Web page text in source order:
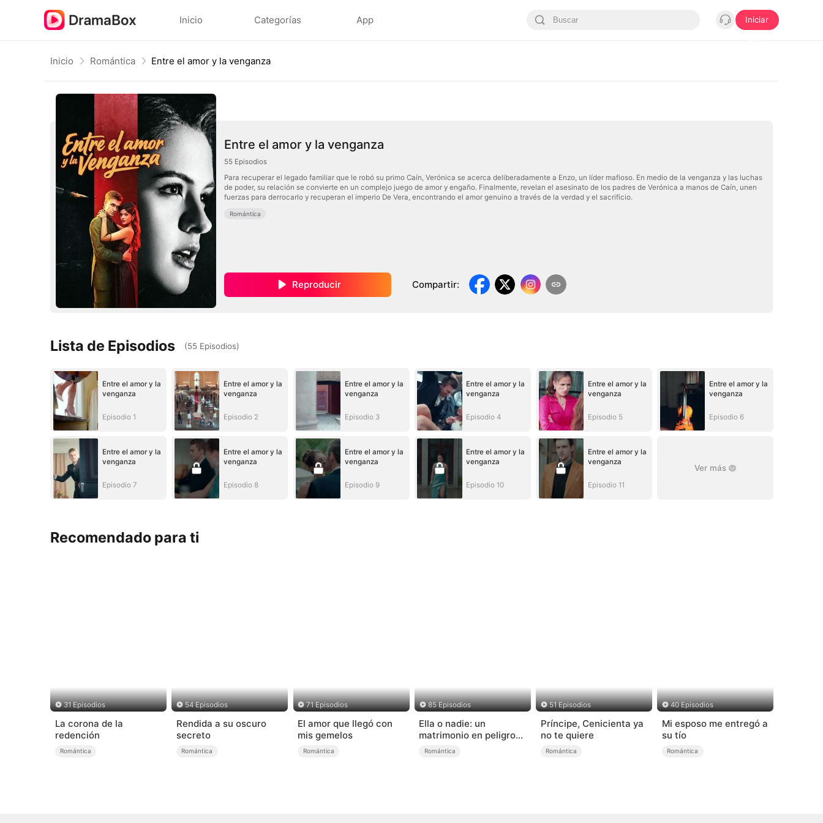
Inicio Categorías App Iniciar
Inicio Romántica Entre el amor y la venganza
Entre el amor y la venganza
55 Episodios
Para recuperar el legado familiar que le robó su primo Caín, Verónica se acerca deliberadamente a Enzo, un líder mafioso. En medio de la venganza y las luchas
de poder, su relación se convierte en un complejo juego de amor y engaño. Finalmente, revelan el asesinato de los padres de Verónica a manos de Caín, unen
fuerzas para derrocarlo y recuperan el imperio De Vera, encontrando el amor genuino a través de la verdad y el sacrificio.
Romántica
Reproducir Compartir:
Lista de Episodios (55 Episodios)
Entre el amor y la
venganza
Episodio 1
Entre el amor y la
venganza
Episodio 2
Entre el amor y la
venganza
Episodio 3
Entre el amor y la
venganza
Episodio 4
Entre el amor y la
venganza
Episodio 5
Entre el amor y la
venganza
Episodio 6
Entre el amor y la
venganza
Episodio 7
Entre el amor y la
venganza
Episodio 8
Entre el amor y la
venganza
Episodio 9
Entre el amor y la
venganza
Episodio 10
Entre el amor y la
venganza
Episodio 11
Ver más
Recomendado para ti
31 Episodios
La corona de la
redención
Romántica
54 Episodios
Rendida a su oscuro
secreto
Romántica
71 Episodios
El amor que llegó con
mis gemelos
Romántica
85 Episodios
Ella o nadie: un
matrimonio en peligro
(Doblado)
Romántica
51 Episodios
Príncipe, Cenicienta ya
no te quiere
Romántica
40 Episodios
Mi esposo me entregó a
su tío
Romántica